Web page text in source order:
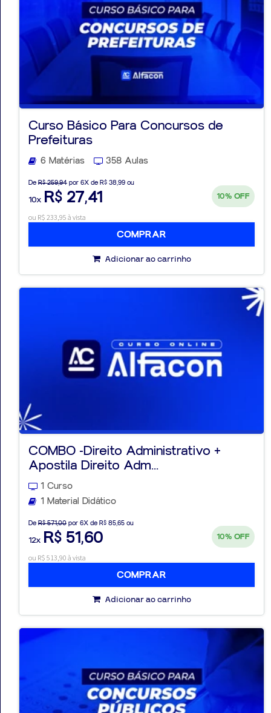
Curso Básico Para Concursos de
Prefeituras
6 Matérias 358 Aulas
De R$ 259,94 por 6X de R$ 38,99 ou
10x R$ 27,41 10% OFF
ou R$ 233,95 à vista
COMPRAR
Adicionar ao carrinho
COMBO -Direito Administrativo +
Apostila Direito Adm...
1 Curso
1 Material Didático
De R$ 571,00 por 6X de R$ 85,65 ou
12x R$ 51,60 10% OFF
ou R$ 513,90 à vista
COMPRAR
Adicionar ao carrinho